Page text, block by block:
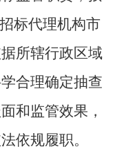
标代理机构市
所辖行政区域
合理确定抽查
和监管效果，
依规履职。